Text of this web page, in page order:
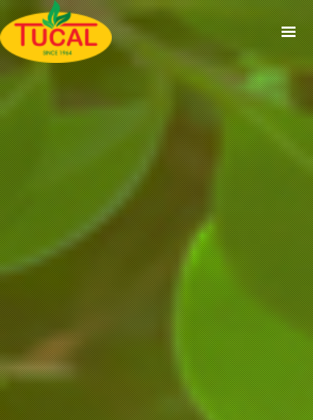
ACCUEIL
À PROPOS
GAMMES
CERTIFICATIONS
RECETTES
ACTUALITÉS
CONTACT
EN